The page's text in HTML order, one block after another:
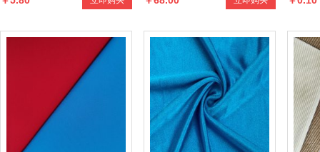
服装立体裁剪打版原型布手工扎染 单条欧面绒系列产品,，款式多样， 纽扣彩